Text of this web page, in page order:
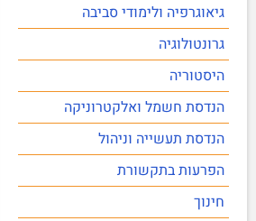
גיאוגרפיה ולימודי סביבה
גרונטולוגיה
היסטוריה
הנדסת חשמל ואלקטרוניקה
הנדסת תעשייה וניהול
הפרעות בתקשורת
חינוך